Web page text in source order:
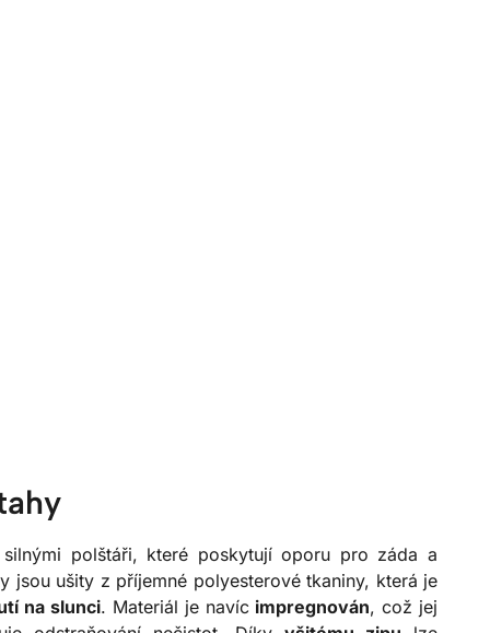
polštáři, které poskytují oporu pro záda a
jsou ušity z příjemné polyesterové tkaniny, která je
na slunci. Materiál je navíc impregnován, což jej